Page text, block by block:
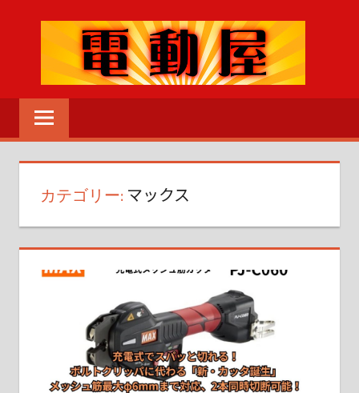
ツ
MENU
カテゴリー: マックス